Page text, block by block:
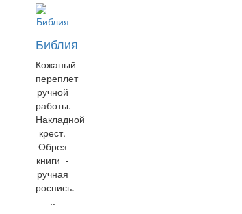
Библия
Кожаный
переплет
ручной
работы.
Накладной
крест.
Обрез
книги -
ручная
роспись.
..